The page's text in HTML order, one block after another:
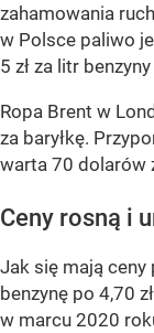
zahamowania
w Polsce paliwo
5 zł za litr
Ropa Brent w
za baryłkę.
warta 70 dolarów
Ceny rosną i
Jak się mają ceny
benzynę po 4,70
w marcu 2020